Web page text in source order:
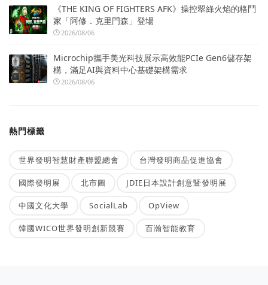
《THE KING OF FIGHTERS AFK》操控翠綠火焰的格鬥
家「阿修．克里門森」登場
2026/08/06
Microchip攜手美光科技展示高效能PCIe Gen6儲存架
構，滿足AI與資料中心基礎架構需求
2026/08/06
熱門標籤
世界發明智慧財產聯盟總會 台灣發明商品促進協會
國際發明展 北市圖 JDIE日本設計創意暨發明展
中國文化大學 SocialLab OpView
韓國WICO世界發明創新競賽 百瀚智能教育